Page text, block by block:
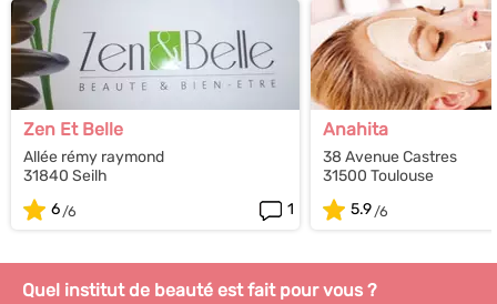
Zen Et Belle
Allée rémy raymond
31840 Seilh
6
1
Anahita
38 Avenue Castres
31500 Toulouse
5.9
Quel institut de beauté est fait pour vous ?